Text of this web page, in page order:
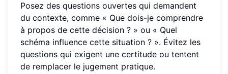
Posez des questions ouvertes qui demandent
du contexte, comme « Que dois-je comprendre
à propos de cette décision ? » ou « Quel
schéma influence cette situation ? ». Évitez les
questions qui exigent une certitude ou tentent
de remplacer le jugement pratique.